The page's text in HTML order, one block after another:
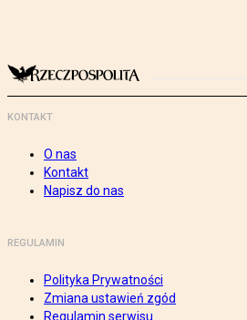
KONTAKT
O nas
Kontakt
Napisz do nas
REGULAMIN
Polityka Prywatności
Zmiana ustawień zgód
Regulamin serwisu